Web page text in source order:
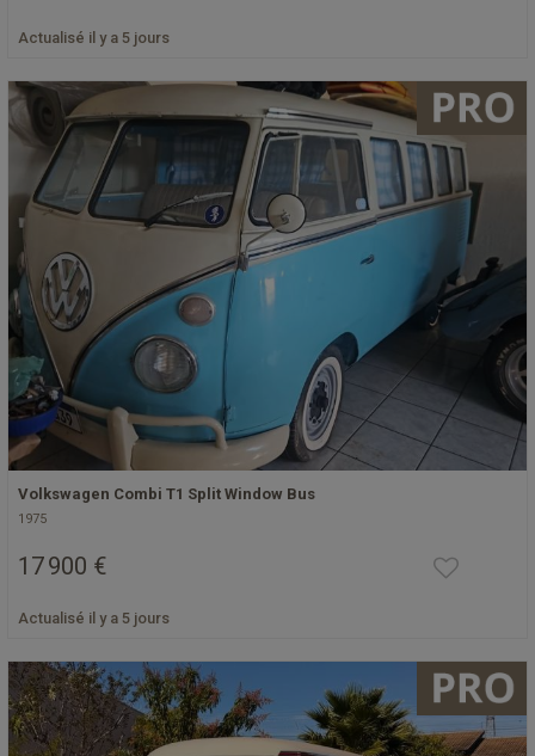
Actualisé il y a 5 jours
Volkswagen Combi T1 Split Window Bus
1975
17 900 €
Actualisé il y a 5 jours